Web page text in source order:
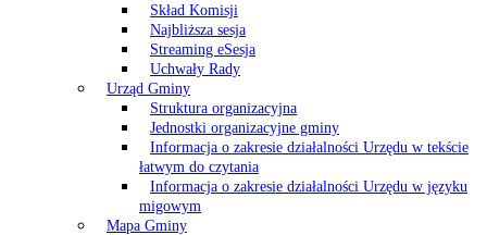
Skład Komisji
Najbliższa sesja
Streaming eSesja
Uchwały Rady
Urząd Gminy
Struktura organizacyjna
Jednostki organizacyjne gminy
Informacja o zakresie działalności Urzędu w tekście
łatwym do czytania
Informacja o zakresie działalności Urzędu w języku
migowym
Mapa Gminy